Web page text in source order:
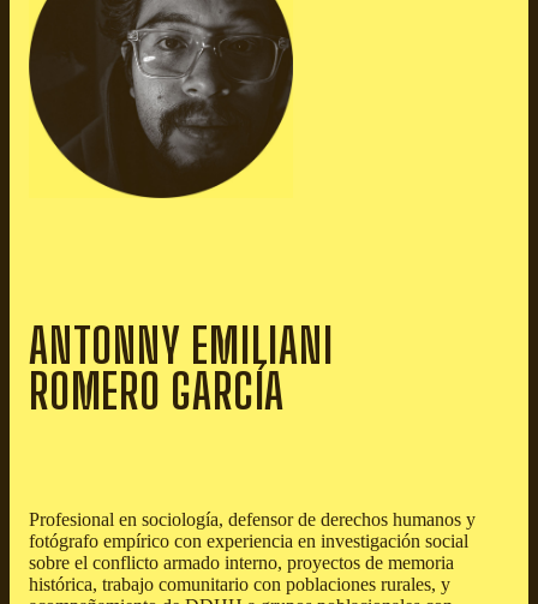
ANTONNY EMILIANI
ROMERO GARCÍA
Profesional en sociología, defensor de derechos humanos y
fotógrafo empírico con experiencia en investigación social
sobre el conflicto armado interno, proyectos de memoria
histórica, trabajo comunitario con poblaciones rurales, y